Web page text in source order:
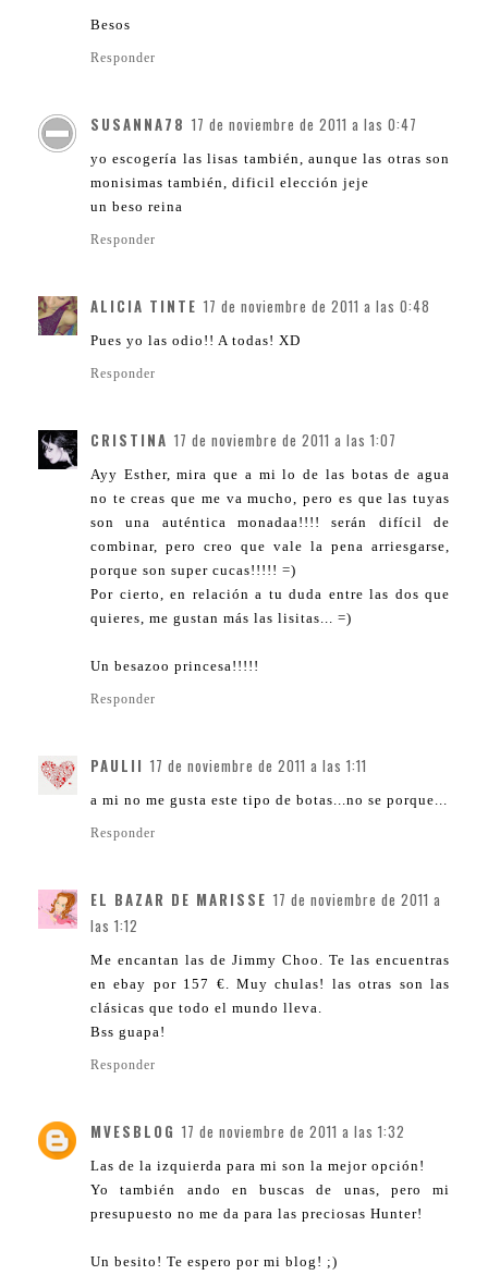
Besos
Responder
SUSANNA78 17 de noviembre de 2011 a las 0:47
yo escogería las lisas también, aunque las otras son
monisimas también, dificil elección jeje
un beso reina
Responder
ALICIA TINTE 17 de noviembre de 2011 a las 0:48
Pues yo las odio!! A todas! XD
Responder
CRISTINA 17 de noviembre de 2011 a las 1:07
Ayy Esther, mira que a mi lo de las botas de agua
no te creas que me va mucho, pero es que las tuyas
son una auténtica monadaa!!!! serán difícil de
combinar, pero creo que vale la pena arriesgarse,
porque son super cucas!!!!! =)
Por cierto, en relación a tu duda entre las dos que
quieres, me gustan más las lisitas... =)
Un besazoo princesa!!!!!
Responder
PAULII 17 de noviembre de 2011 a las 1:11
a mi no me gusta este tipo de botas...no se porque...
Responder
EL BAZAR DE MARISSE 17 de noviembre de 2011 a
las 1:12
Me encantan las de Jimmy Choo. Te las encuentras
en ebay por 157 €. Muy chulas! las otras son las
clásicas que todo el mundo lleva.
Bss guapa!
Responder
MVESBLOG 17 de noviembre de 2011 a las 1:32
Las de la izquierda para mi son la mejor opción!
Yo también ando en buscas de unas, pero mi
presupuesto no me da para las preciosas Hunter!
Un besito! Te espero por mi blog! ;)